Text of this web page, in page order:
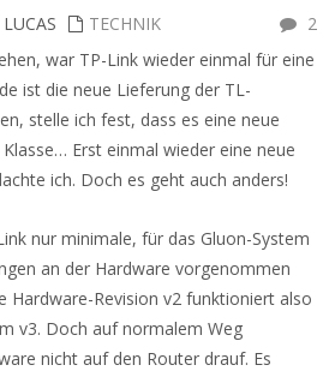
TECHNIK
2
war TP-Link wieder einmal für eine
ist die neue Lieferung der TL-
stelle ich fest, dass es eine neue
Erst einmal wieder eine neue
ich. Doch es geht auch anders!
nur minimale, für das Gluon-System
an der Hardware vorgenommen
Hardware-Revision v2 funktioniert also
v3. Doch auf normalem Weg
nicht auf den Router drauf. Es